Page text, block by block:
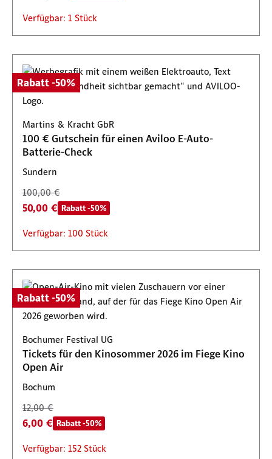
Verfügbar: 1 Stück
Rabatt -50%
Martins & Kracht GbR
100 € Gutschein für einen Aviloo E-Auto-
Batterie-Check
Sundern
100,00 €
50,00 € Rabatt -50%
Verfügbar: 100 Stück
Rabatt -50%
Bochumer Festival UG
Tickets für den Kinosommer 2026 im Fiege Kino
Open Air
Bochum
12,00 €
6,00 € Rabatt -50%
Verfügbar: 152 Stück